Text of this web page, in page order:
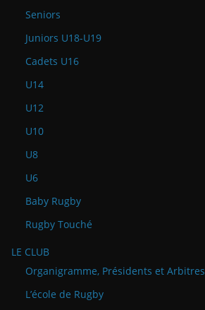
Seniors
Juniors U18-U19
Cadets U16
U14
U12
U10
U8
U6
Baby Rugby
Rugby Touché
LE CLUB
Organigramme, Présidents et Arbitres
L’école de Rugby